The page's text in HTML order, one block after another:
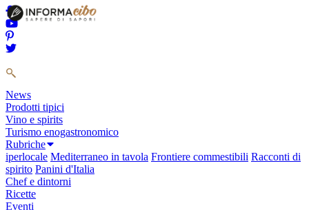
News
Prodotti tipici
Vino e spirits
Turismo enogastronomico
Rubriche
iperlocale Mediterraneo in tavola Frontiere commestibili Racconti di
spirito Panini d'Italia
Chef e dintorni
Ricette
Eventi